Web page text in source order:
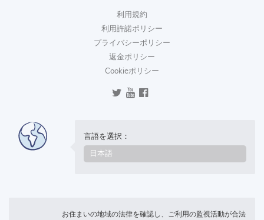
利用規約
利用許諾ポリシー
プライバシーポリシー
返金ポリシー
Cookieポリシー
言語を選択：
お住まいの地域の法律を確認し、ご利用の監視活動が合法